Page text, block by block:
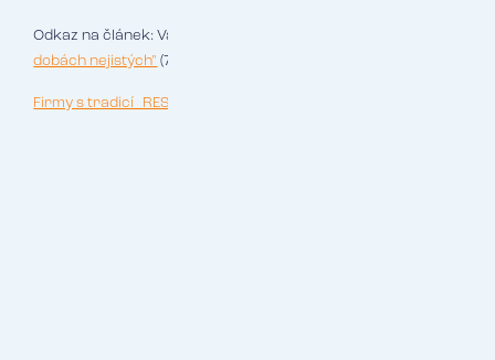
Odkaz na článek: Valerie Saara,
dobách nejistých" (7. 3. 2022).
Firmy s tradicí_RESPECT.pdf